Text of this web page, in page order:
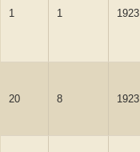
1 1 1923
20 8 1923